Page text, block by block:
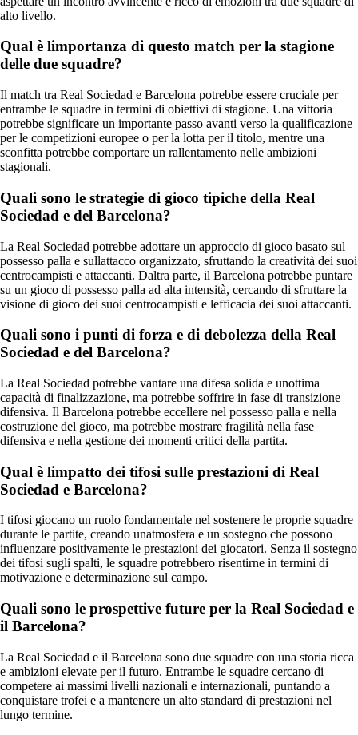
alto livello.
Qual è limportanza di questo match per la stagione
delle due squadre?
Il match tra Real Sociedad e Barcelona potrebbe essere cruciale per
entrambe le squadre in termini di obiettivi di stagione. Una vittoria
potrebbe significare un importante passo avanti verso la qualificazione
per le competizioni europee o per la lotta per il titolo, mentre una
sconfitta potrebbe comportare un rallentamento nelle ambizioni
stagionali.
Quali sono le strategie di gioco tipiche della Real
Sociedad e del Barcelona?
La Real Sociedad potrebbe adottare un approccio di gioco basato sul
possesso palla e sullattacco organizzato, sfruttando la creatività dei suoi
centrocampisti e attaccanti. Daltra parte, il Barcelona potrebbe puntare
su un gioco di possesso palla ad alta intensità, cercando di sfruttare la
visione di gioco dei suoi centrocampisti e lefficacia dei suoi attaccanti.
Quali sono i punti di forza e di debolezza della Real
Sociedad e del Barcelona?
La Real Sociedad potrebbe vantare una difesa solida e unottima
capacità di finalizzazione, ma potrebbe soffrire in fase di transizione
difensiva. Il Barcelona potrebbe eccellere nel possesso palla e nella
costruzione del gioco, ma potrebbe mostrare fragilità nella fase
difensiva e nella gestione dei momenti critici della partita.
Qual è limpatto dei tifosi sulle prestazioni di Real
Sociedad e Barcelona?
I tifosi giocano un ruolo fondamentale nel sostenere le proprie squadre
durante le partite, creando unatmosfera e un sostegno che possono
influenzare positivamente le prestazioni dei giocatori. Senza il sostegno
dei tifosi sugli spalti, le squadre potrebbero risentirne in termini di
motivazione e determinazione sul campo.
Quali sono le prospettive future per la Real Sociedad e
il Barcelona?
La Real Sociedad e il Barcelona sono due squadre con una storia ricca
e ambizioni elevate per il futuro. Entrambe le squadre cercano di
competere ai massimi livelli nazionali e internazionali, puntando a
conquistare trofei e a mantenere un alto standard di prestazioni nel
lungo termine.